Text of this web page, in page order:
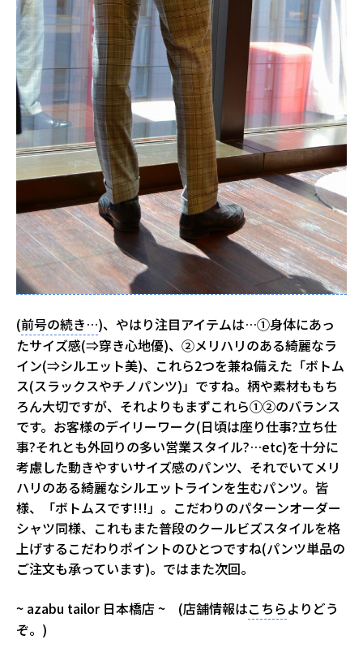
(前号の続き…)、やはり注目アイテムは…①身体にあっ
たサイズ感(⇒穿き心地優)、②メリハリのある綺麗なラ
イン(⇒シルエット美)、これら2つを兼ね備えた「ボトム
ス(スラックスやチノパンツ)」ですね。柄や素材ももち
ろん大切ですが、それよりもまずこれら①②のバランス
です。お客様のデイリーワーク(日頃は座り仕事?立ち仕
事?それとも外回りの多い営業スタイル?…etc)を十分に
考慮した動きやすいサイズ感のパンツ、それでいてメリ
ハリのある綺麗なシルエットラインを生むパンツ。皆
様、「ボトムスです!!!」。こだわりのパターンオーダー
シャツ同様、これもまた普段のクールビズスタイルを格
上げするこだわりポイントのひとつですね(パンツ単品の
ご注文も承っています)。ではまた次回。
~ azabu tailor 日本橋店 ~ (店舗情報はこちらよりどう
ぞ。)